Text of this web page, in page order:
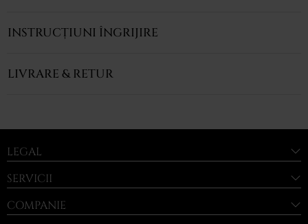
INSTRUCȚIUNI ÎNGRIJIRE
LIVRARE & RETUR
LEGAL
SERVICII
COMPANIE